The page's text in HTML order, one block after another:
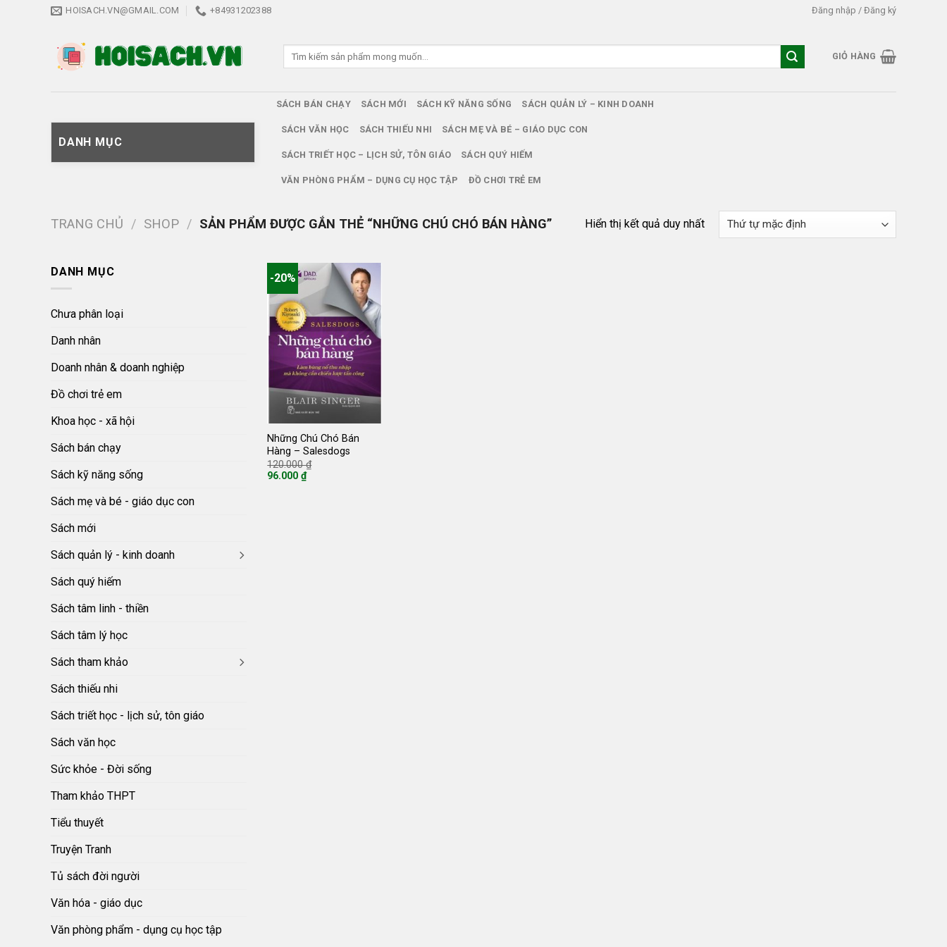
HOISACH.VN@GMAIL.COM +84931202388 Đăng nhập / Đăng ký
GIỎ HÀNG
DANH MỤC
SÁCH BÁN CHẠY SÁCH MỚI SÁCH KỸ NĂNG SỐNG SÁCH QUẢN LÝ – KINH DOANH
SÁCH VĂN HỌC SÁCH THIẾU NHI SÁCH MẸ VÀ BÉ – GIÁO DỤC CON
SÁCH TRIẾT HỌC – LỊCH SỬ, TÔN GIÁO SÁCH QUÝ HIẾM
VĂN PHÒNG PHẨM – DỤNG CỤ HỌC TẬP ĐỒ CHƠI TRẺ EM
TRANG CHỦ / SHOP / SẢN PHẨM ĐƯỢC GẮN THẺ “NHỮNG CHÚ CHÓ BÁN HÀNG” Hiển thị kết quả duy nhất
DANH MỤC
Chưa phân loại
Danh nhân
Doanh nhân & doanh nghiệp
Đồ chơi trẻ em
Khoa học - xã hội
Sách bán chạy
Sách kỹ năng sống
Sách mẹ và bé - giáo dục con
Sách mới
Sách quản lý - kinh doanh
Sách quý hiếm
Sách tâm linh - thiền
Sách tâm lý học
Sách tham khảo
Sách thiếu nhi
Sách triết học - lịch sử, tôn giáo
Sách văn học
Sức khỏe - Đời sống
Tham khảo THPT
Tiểu thuyết
Truyện Tranh
Tủ sách đời người
Văn hóa - giáo dục
Văn phòng phẩm - dụng cụ học tập
-20%
Những Chú Chó Bán
Hàng – Salesdogs
120.000₫
96.000₫